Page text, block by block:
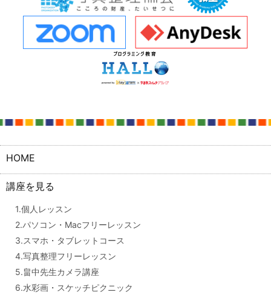
HOME
講座を見る
1.個人レッスン
2.パソコン・Macフリーレッスン
3.スマホ・タブレットコース
4.写真整理フリーレッスン
5.畠中先生カメラ講座
6.水彩画・スケッチピクニック